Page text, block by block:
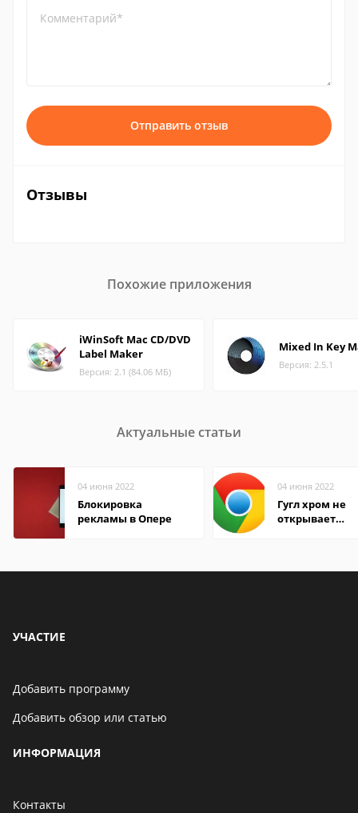
Комментарий*
Отправить отзыв
Отзывы
Похожие приложения
iWinSoft Mac CD/DVD
Label Maker
Версия: 2.1 (84.06 МБ)
Mixed In Key
Версия: 2.5.1
Актуальные статьи
04 июня 2022
Блокировка
рекламы в Опере
04 июня 2022
Гугл хром не
открывает
УЧАСТИЕ
Добавить программу
Добавить обзор или статью
ИНФОРМАЦИЯ
Контакты